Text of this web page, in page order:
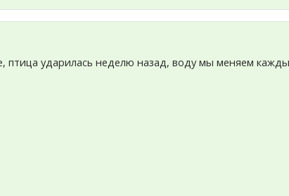
птица ударилась неделю назад, воду мы меняем